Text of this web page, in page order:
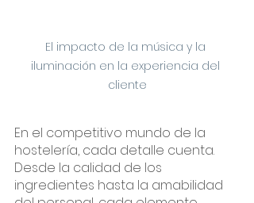
El impacto de la música y la
iluminación en la experiencia del
cliente
En el competitivo mundo de la
hostelería, cada detalle cuenta.
Desde la calidad de los
ingredientes hasta la amabilidad